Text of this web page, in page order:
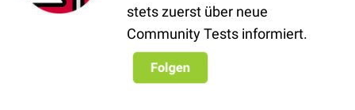
stets zuerst über neue
Community Tests informiert.